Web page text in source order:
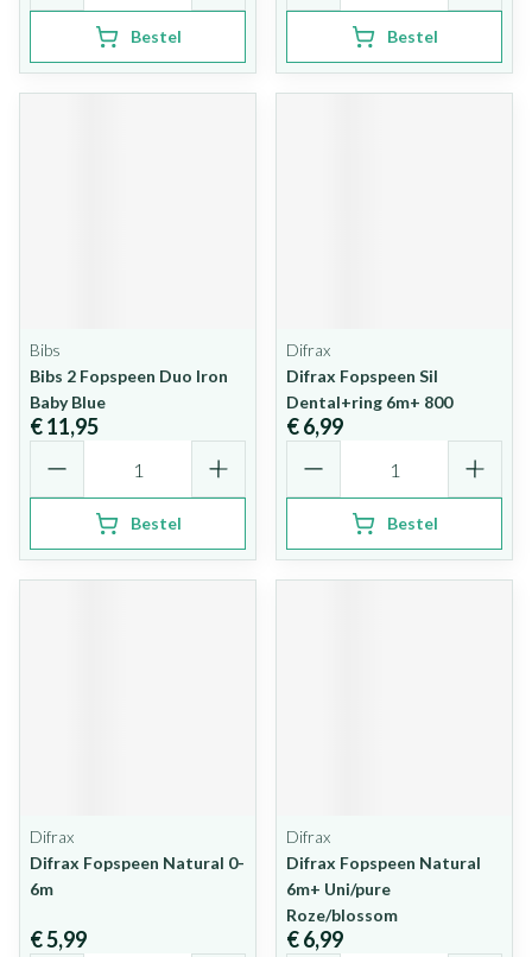
Bestel Bestel
Bibs
Bibs 2 Fopspeen Duo Iron
Baby Blue
€ 11,95
Bestel
Difrax
Difrax Fopspeen Sil
Dental+ring 6m+ 800
€ 6,99
Bestel
Difrax
Difrax Fopspeen Natural 0-
6m
€ 5,99
Difrax
Difrax Fopspeen Natural
6m+ Uni/pure
Roze/blossom
€ 6,99